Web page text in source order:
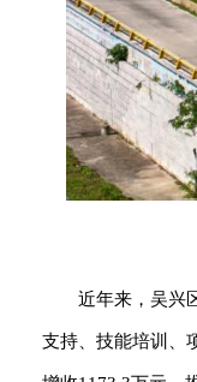
近年来，吴兴
支持、技能培训、